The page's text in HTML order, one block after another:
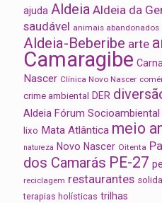
ajuda Aldeia Aldeia da
saudável animais abandonados
Aldeia-Beberibe arte
Camaragibe
Nascer Clínica Novo Nascer
crime ambiental DER
Aldeia Fórum Socioambiental
lixo Mata Atlântica meio
natureza Novo Nascer Oitenta
dos Camarás PE-27
reciclagem restaurantes
terapias holísticas trilhas